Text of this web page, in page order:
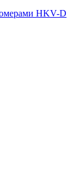
HKV-D